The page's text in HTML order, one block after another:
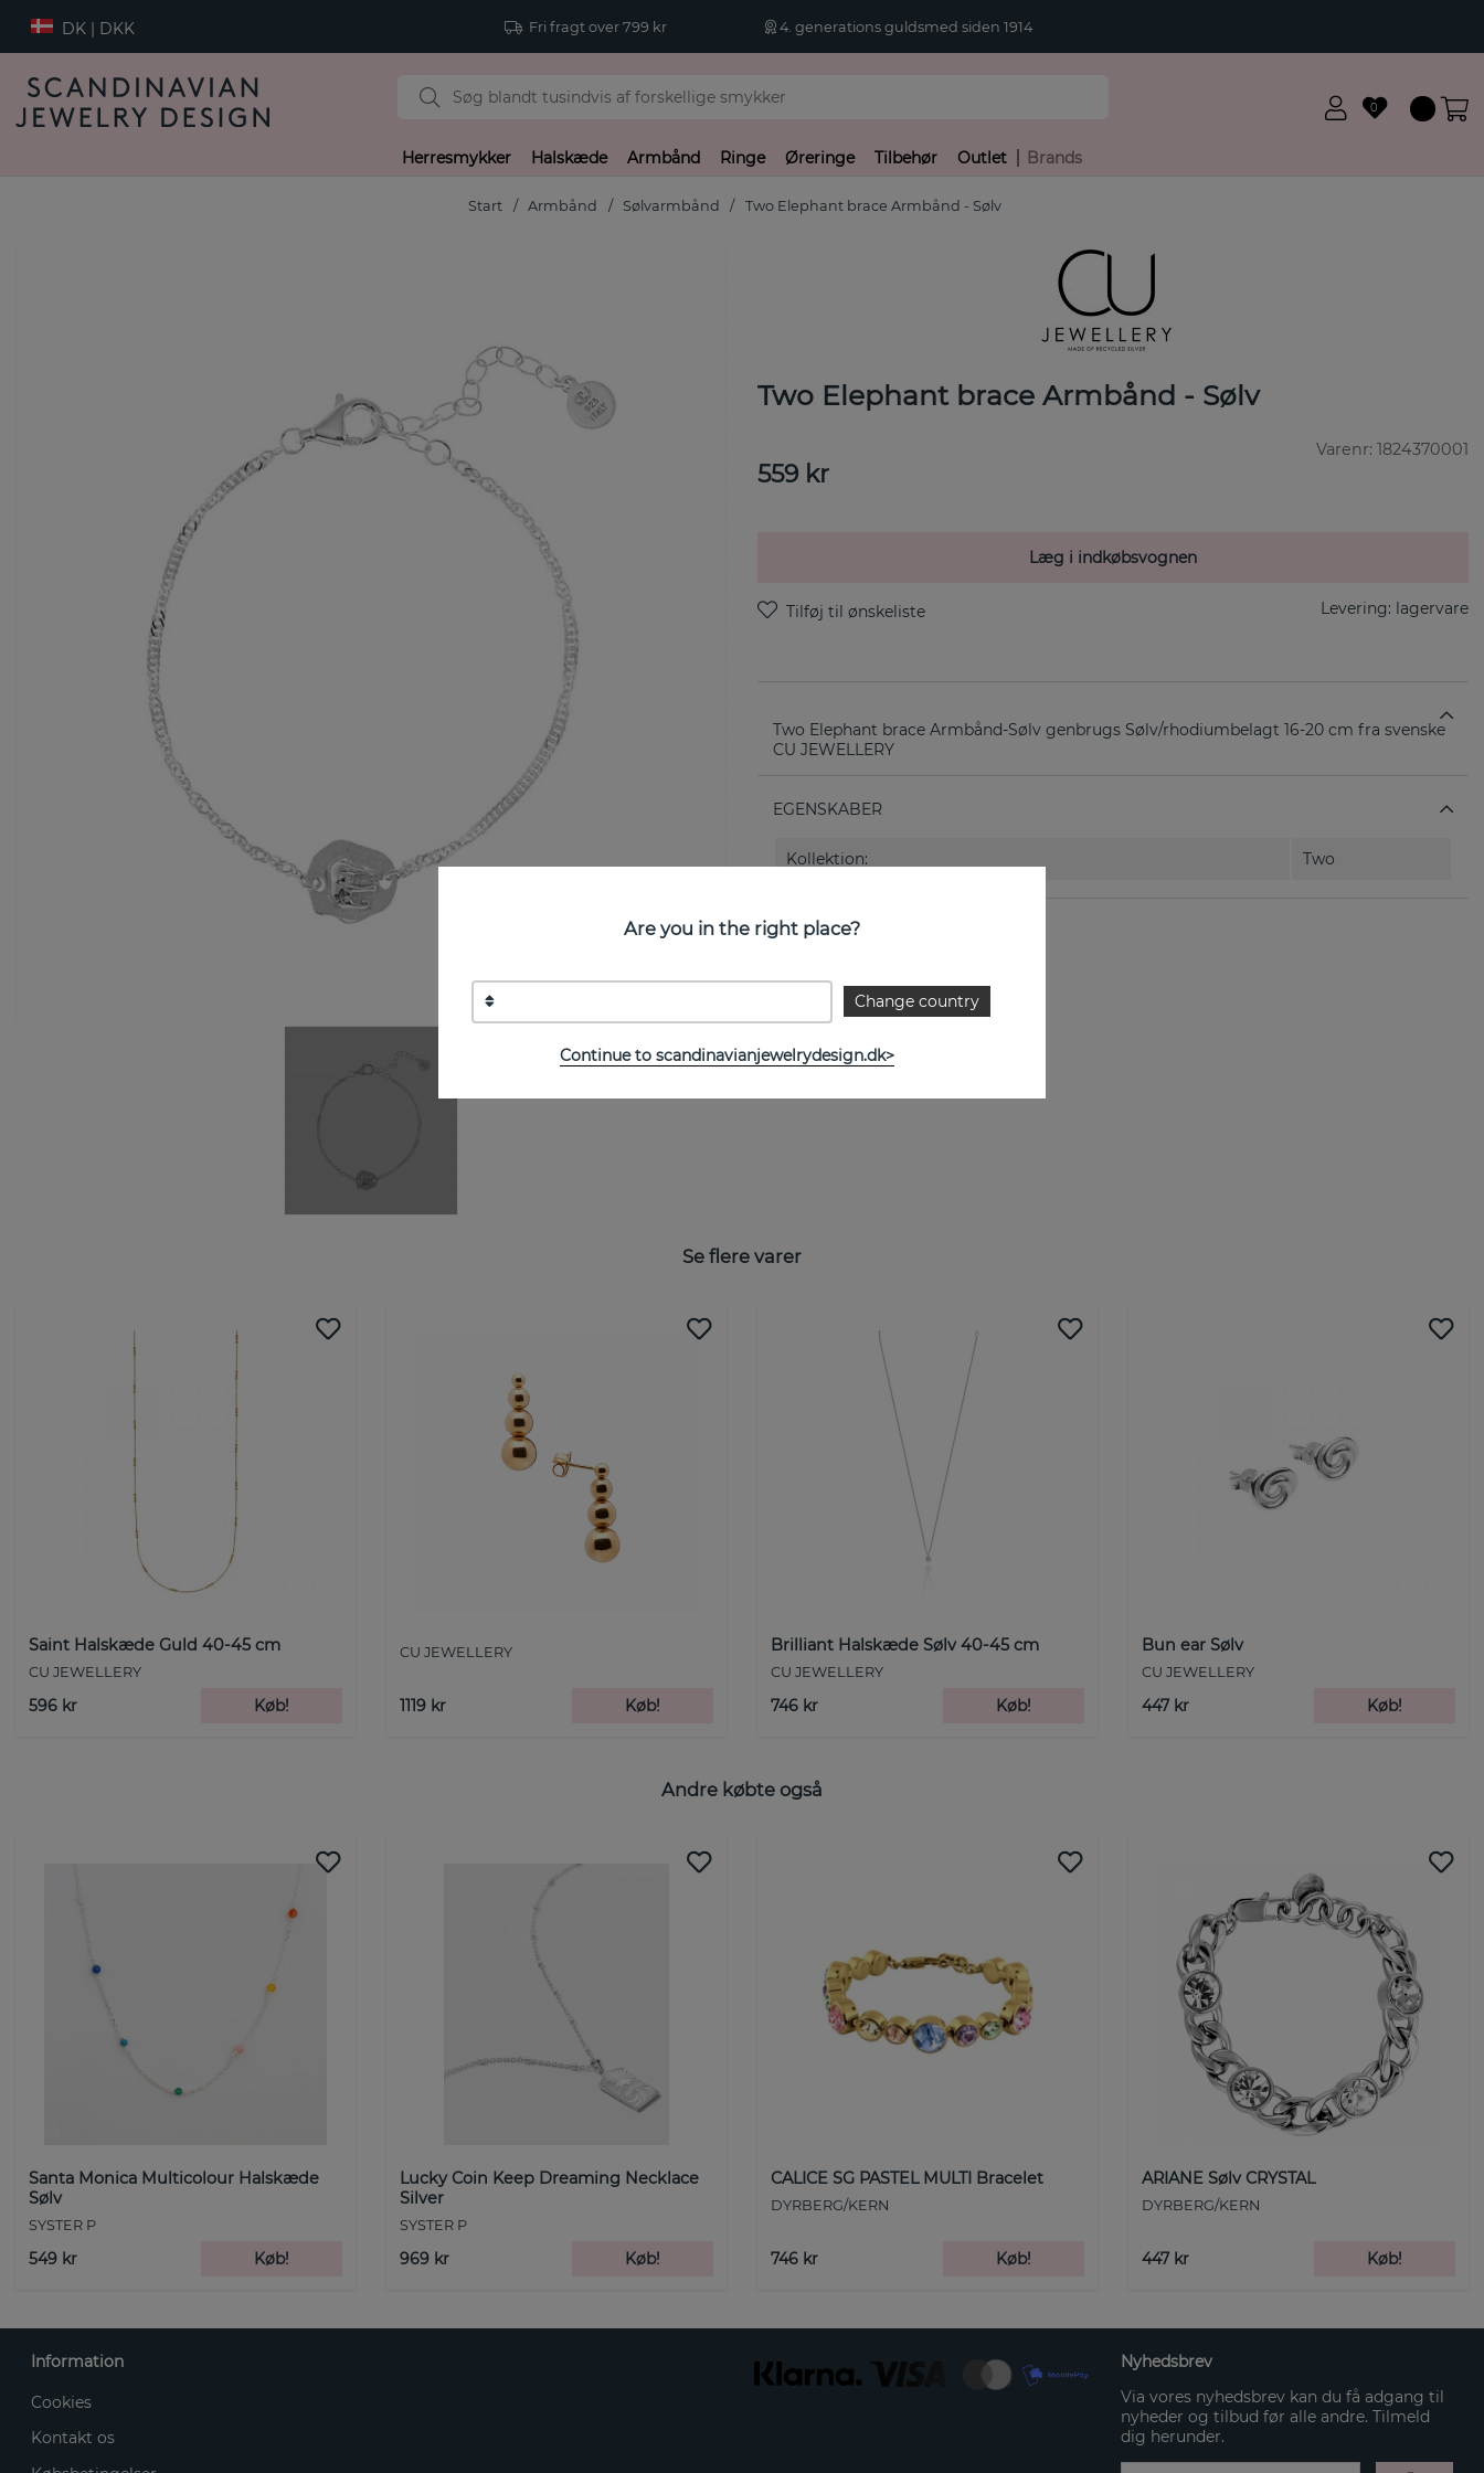
DK | DKK Fri fragt over 799 kr 4. generations guldsmed siden 1914
0
Herresmykker Halskæde Armbånd Ringe Øreringe Tilbehør Outlet Brands
Start Armbånd Sølvarmbånd Two Elephant brace Armbånd - Sølv
Two Elephant brace Armbånd - Sølv
Varenr: 1824370001
559 kr
Læg i indkøbsvognen
Levering: lagervare
Two Elephant brace Armbånd-Sølv genbrugs Sølv/rhodiumbelagt 16-20 cm fra svenske
CU JEWELLERY
EGENSKABER
Kollektion: Two
Se flere varer
Saint Halskæde Guld 40-45 cm
CU JEWELLERY
596 kr Køb!
CU JEWELLERY
1119 kr Køb!
Brilliant Halskæde Sølv 40-45 cm
CU JEWELLERY
746 kr Køb!
Bun ear Sølv
CU JEWELLERY
447 kr Køb!
Andre købte også
Santa Monica Multicolour Halskæde
Sølv
SYSTER P
549 kr Køb!
Lucky Coin Keep Dreaming Necklace
Silver
SYSTER P
969 kr Køb!
CALICE SG PASTEL MULTI Bracelet
DYRBERG/KERN
746 kr Køb!
ARIANE Sølv CRYSTAL
DYRBERG/KERN
447 kr Køb!
Are you in the right place?
Change country
Continue to scandinavianjewelrydesign.dk>
Information
Cookies
Kontakt os
Nyhedsbrev
Via vores nyhedsbrev kan du få adgang til
nyheder og tilbud før alle andre. Tilmeld
dig herunder.